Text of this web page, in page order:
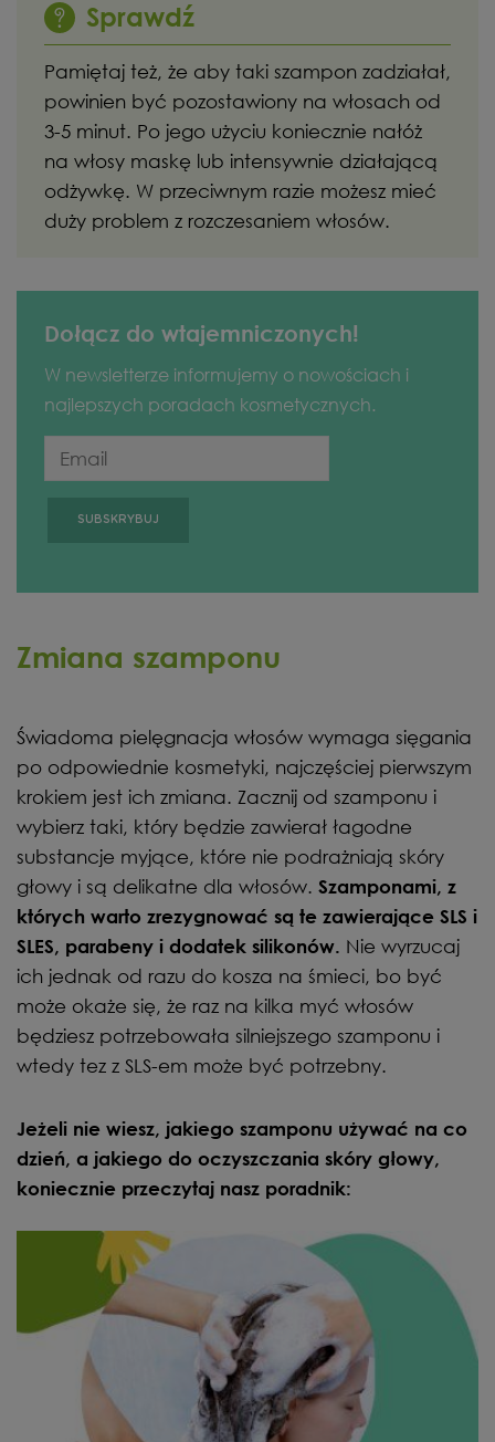
Sprawdź
Pamiętaj też, że aby taki szampon zadziałał,
powinien być pozostawiony na włosach od
3-5 minut. Po jego użyciu koniecznie nałóż
na włosy maskę lub intensywnie działającą
odżywkę. W przeciwnym razie możesz mieć
duży problem z rozczesaniem włosów.
Dołącz do wtajemniczonych!
W newsletterze informujemy o nowościach i
najlepszych poradach kosmetycznych.
Zmiana szamponu
Świadoma pielęgnacja włosów wymaga sięgania
po odpowiednie kosmetyki, najczęściej pierwszym
krokiem jest ich zmiana. Zacznij od szamponu i
wybierz taki, który będzie zawierał łagodne
substancje myjące, które nie podrażniają skóry
głowy i są delikatne dla włosów. Szamponami, z
których warto zrezygnować są te zawierające SLS i
SLES, parabeny i dodatek silikonów. Nie wyrzucaj
ich jednak od razu do kosza na śmieci, bo być
może okaże się, że raz na kilka myć włosów
będziesz potrzebowała silniejszego szamponu i
wtedy tez z SLS-em może być potrzebny.
Jeżeli nie wiesz, jakiego szamponu używać na co
dzień, a jakiego do oczyszczania skóry głowy,
koniecznie przeczytaj nasz poradnik: